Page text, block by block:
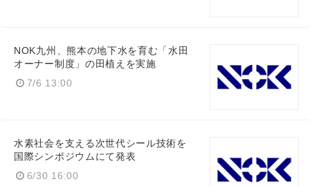
NOK九州、熊本の地下水を育む「水田
オーナー制度」の田植えを実施
7/6 13:00
水素社会を支える次世代シール技術を
国際シンポジウムにて発表
6/30 16:00